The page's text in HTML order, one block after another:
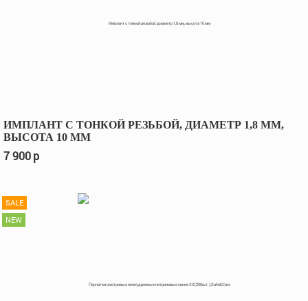
ИМПЛАНТ С ТОНКОЙ РЕЗЬБОЙ, ДИАМЕТР 1,8 ММ,
ВЫСОТА 10 ММ
7 900p
SALE
NEW